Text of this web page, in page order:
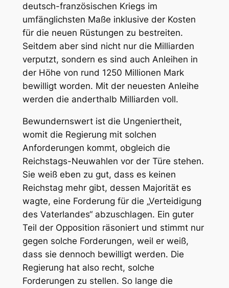
deutsch-französischen Kriegs im
umfänglichsten Maße inklusive der Kosten
für die neuen Rüstungen zu bestreiten.
Seitdem aber sind nicht nur die Milliarden
verputzt, sondern es sind auch Anleihen in
der Höhe von rund 1250 Millionen Mark
bewilligt worden. Mit der neuesten Anleihe
werden die anderthalb Milliarden voll.
Bewundernswert ist die Ungeniertheit,
womit die Regierung mit solchen
Anforderungen kommt, obgleich die
Reichstags-Neuwahlen vor der Türe stehen.
Sie weiß eben zu gut, dass es keinen
Reichstag mehr gibt, dessen Majorität es
wagte, eine Forderung für die „Verteidigung
des Vaterlandes“ abzuschlagen. Ein guter
Teil der Opposition räsoniert und stimmt nur
gegen solche Forderungen, weil er weiß,
dass sie dennoch bewilligt werden. Die
Regierung hat also recht, solche
Forderungen zu stellen. So lange die